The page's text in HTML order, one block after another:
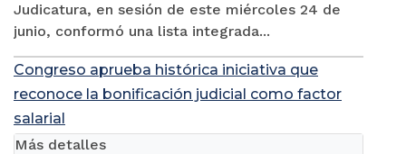
Judicatura, en sesión de este miércoles 24 de
junio, conformó una lista integrada...
Congreso aprueba histórica iniciativa que
reconoce la bonificación judicial como factor
salarial
Más detalles